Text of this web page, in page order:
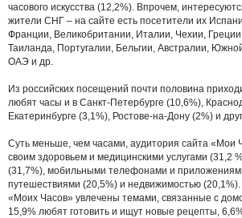
часового искусства (12,2%). Впрочем,
жители СНГ – на сайте есть посетители их
Франции, Великобритании, Италии, Чехии,
Таиланда, Португалии, Бельгии, Австралии,
ОАЭ и др.
Из российских посещений почти половина
любят часы и в Санкт-Петербурге (10,6%),
Екатеринбурге (3,1%), Ростове-на-Дону (2%) и
Суть меньше, чем часами, аудитория сайта «Мои
своим здоровьем и медицинскими услугами (31,2
(31,7%), мобильными телефонами и
путешествиями (20,5%) и недвижимостью
«Моих Часов» увлечены темами, связанные с
15,9% любят готовить и ищут новые рецепты,